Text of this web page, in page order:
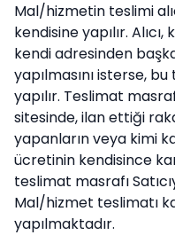
Mal/hizmetin teslimi
kendisine yapılır.
kendi adresinden
yapılmasını isterse,
yapılır. Teslimat
sitesinde, ilan ettiği
yapanların veya kimi
ücretinin kendisince
teslimat masrafı
Mal/hizmet teslimatı
yapılmaktadır.